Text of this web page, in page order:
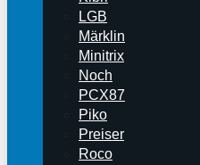
LGB
Märklin
Minitrix
Noch
PCX87
Piko
Preiser
Roco